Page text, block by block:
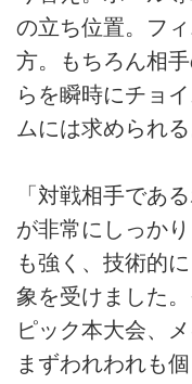
の立ち位置。フ
方。もちろん相
らを瞬時にチョ
ムには求められる
「対戦相手であ
が非常にしっか
も強く、技術的
象を受けました
ピック本大会、
まずわれわれも